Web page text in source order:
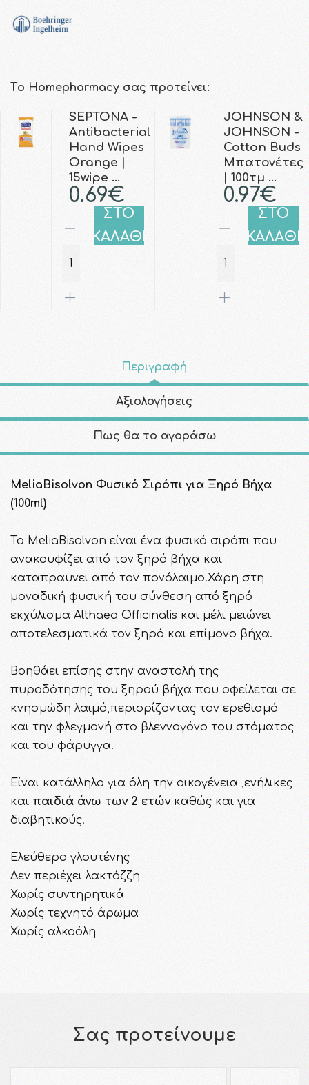
Τo Homepharmacy σας προτείνει:
SEPTONA -
Antibacterial
Hand Wipes
Orange |
15wipe …
0.69€
ΣΤΟ
ΚΑΛΑΘΙ
JOHNSON &
JOHNSON -
Cotton Buds
Μπατονέτες
| 100τμ …
0.97€
ΣΤΟ
ΚΑΛΑΘΙ
Περιγραφή
Αξιολογήσεις
Πως θα το αγοράσω
MeliaBisolvon Φυσικό Σιρόπι για Ξηρό Βήχα
(100ml)
To MeliaBisolvon είναι ένα φυσικό σιρόπι που
ανακουφίζει από τον ξηρό βήχα και
καταπραϋνει από τον πονόλαιμο.Χάρη στη
μοναδική φυσική του σύνθεση από ξηρό
εκχύλισμα Althaea Officinalis και μέλι μειώνει
αποτελεσματικά τον ξηρό και επίμονο βήχα.
Βοηθάει επίσης στην αναστολή της
πυροδότησης του ξηρού βήχα που οφείλεται σε
κνησμώδη λαιμό,περιορίζοντας τον ερεθισμό
και την φλεγμονή στο βλεννογόνο του στόματος
και του φάρυγγα.
Είναι κατάλληλο για όλη την οικογένεια ,ενήλικες
και παιδιά άνω των 2 ετώνκαθώς και για
διαβητικούς.
Ελεύθερο γλουτένης
Δεν περιέχει λακτόζζη
Χωρίς συντηρητικά
Χωρίς τεχνητό άρωμα
Χωρίς αλκοόλη
Σας προτείνουμε